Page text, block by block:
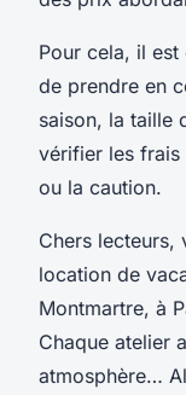
Pour cela, il
de prendre en
saison, la taille
vérifier les frais
ou la caution.
Chers lecteurs,
location de
Montmartre, à
Chaque atelier
atmosphère…